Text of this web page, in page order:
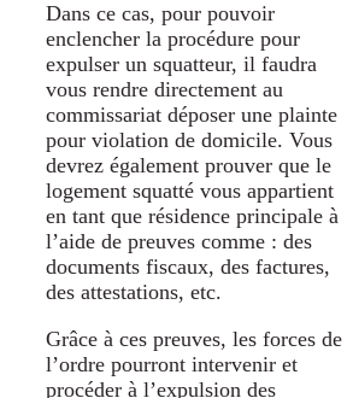
Dans ce cas, pour pouvoir
enclencher la procédure pour
expulser un squatteur, il faudra
vous rendre directement au
commissariat déposer une plainte
pour violation de domicile. Vous
devrez également prouver que le
logement squatté vous appartient
en tant que résidence principale à
l’aide de preuves comme : des
documents fiscaux, des factures,
des attestations, etc.
Grâce à ces preuves, les forces de
l’ordre pourront intervenir et
procéder à l’expulsion des